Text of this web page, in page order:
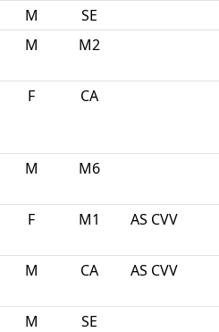
M
SE
M M2
F CA
M M6
F M1 AS CVV
M CA AS CVV
M SE